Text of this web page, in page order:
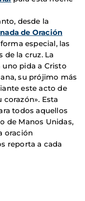
desde la
de Oración
especial, las
de la cruz. La
pida a Cristo
su prójimo más
este acto de
Esta
todos aquellos
de Manos Unidas,
oración
reporta a cada